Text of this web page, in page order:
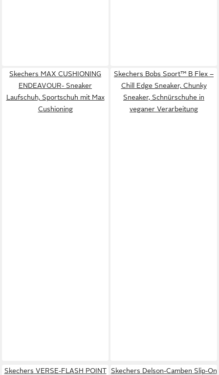
Skechers MAX CUSHIONING
ENDEAVOUR- Sneaker
Laufschuh, Sportschuh mit Max
Cushioning
Skechers Bobs Sport™ B Flex –
Chill Edge Sneaker, Chunky
Sneaker, Schnürschuhe in
veganer Verarbeitung
Skechers VERSE-FLASH POINT
Skechers Delson-Camben Slip-On